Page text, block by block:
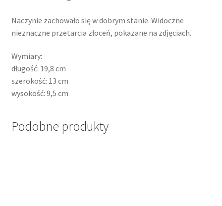
Naczynie zachowało się w dobrym stanie. Widoczne
nieznaczne przetarcia złoceń, pokazane na zdjęciach.
Wymiary:
długość: 19,8 cm
szerokość: 13 cm
wysokość: 9,5 cm
Podobne produkty